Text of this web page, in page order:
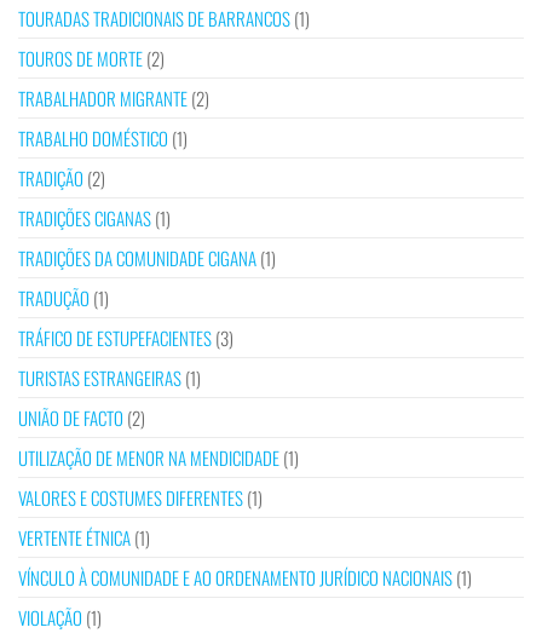
TOURADAS TRADICIONAIS DE BARRANCOS(1)
TOUROS DE MORTE(2)
TRABALHADOR MIGRANTE(2)
TRABALHO DOMÉSTICO (1)
TRADIÇÃO (2)
TRADIÇÕES CIGANAS(1)
TRADIÇÕES DA COMUNIDADE CIGANA(1)
TRADUÇÃO (1)
TRÁFICO DE ESTUPEFACIENTES(3)
TURISTAS ESTRANGEIRAS(1)
UNIÃO DE FACTO (2)
UTILIZAÇÃO DE MENOR NA MENDICIDADE(1)
VALORES E COSTUMES DIFERENTES(1)
VERTENTE ÉTNICA(1)
VÍNCULO À COMUNIDADE E AO ORDENAMENTO JURÍDICO NACIONAIS(1)
VIOLAÇÃO (1)